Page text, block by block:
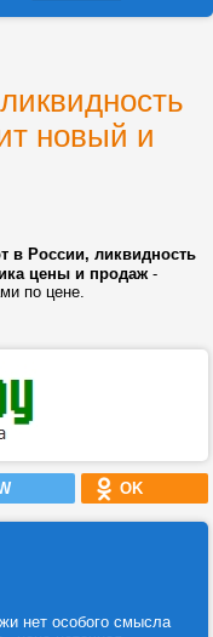
новый и
в России, ликвидность
цены и продаж-
по цене.
OK
нет особого смысла